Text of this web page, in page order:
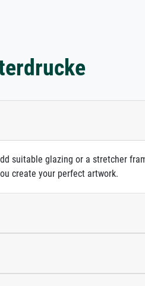
suitable glazing or a stretcher
create your perfect artwork.